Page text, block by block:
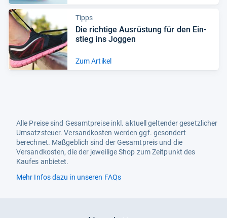
Tipps
Die rich­tige Aus­rüs­tung für den Ein­
stieg ins Jog­gen
Zum Artikel
Alle Preise sind Gesamtpreise inkl. aktuell geltender gesetzlicher
Umsatzsteuer. Versandkosten werden ggf. gesondert
berechnet. Maßgeblich sind der Gesamtpreis und die
Versandkosten, die der jeweilige Shop zum Zeitpunkt des
Kaufes anbietet.
Mehr Infos dazu in unseren FAQs